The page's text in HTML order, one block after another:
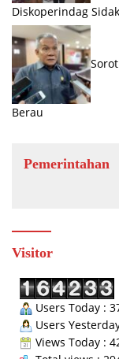
Diskoperindag
Berau
Pemerintahan
Visitor
Users Today :
Users
Views Today :